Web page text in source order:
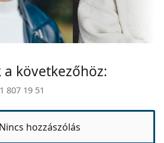
145 mm
19 mm
a következőhöz:
807 19 51
Nincs hozzászólás